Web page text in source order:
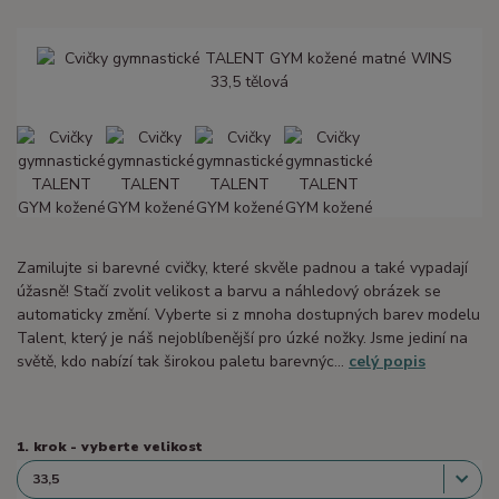
Zamilujte si barevné cvičky, které skvěle padnou a také vypadají
úžasně! Stačí zvolit velikost a barvu a náhledový obrázek se
automaticky změní. Vyberte si z mnoha dostupných barev modelu
Talent, který je náš nejoblíbenější pro úzké nožky. Jsme jediní na
světě, kdo nabízí tak širokou paletu barevnýc... celý popis
1. krok - vyberte velikost